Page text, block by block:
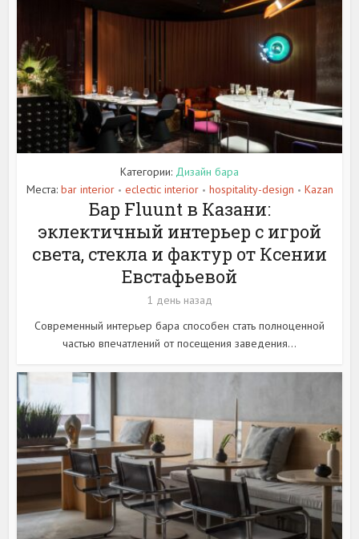
Категории: Дизайн бара
Места: bar interior • eclectic interior • hospitality-design • Kazan
Бар Fluunt в Казани:
эклектичный интерьер с игрой
света, стекла и фактур от Ксении
Евстафьевой
1 день назад
Современный интерьер бара способен стать полноценной
частью впечатлений от посещения заведения...